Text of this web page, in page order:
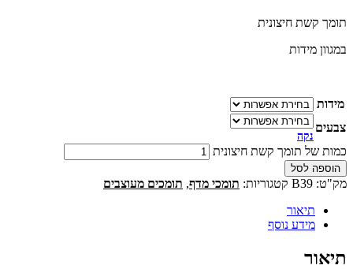
תומך קשת חיצונית
במגוון מידות
מידות
צבעים
נקה
כמות של תומך קשת חיצונית
הוספה לסל
מק"ט: B39 קטגוריות: תומכי מדף, תומכים מעוצבים
תיאור
מידע נוסף
תיאור